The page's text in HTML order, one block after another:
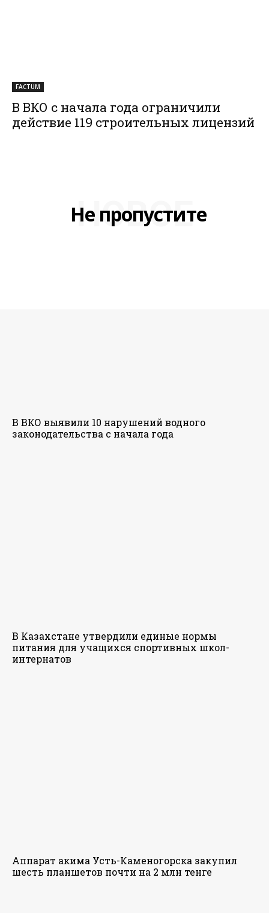
FACTUM
В ВКО с начала года ограничили
действие 119 строительных лицензий
Не пропустите
НОВОЕ
В ВКО выявили 10 нарушений водного
законодательства с начала года
В Казахстане утвердили единые нормы
питания для учащихся спортивных школ-
интернатов
Аппарат акима Усть-Каменогорска закупил
шесть планшетов почти на 2 млн тенге